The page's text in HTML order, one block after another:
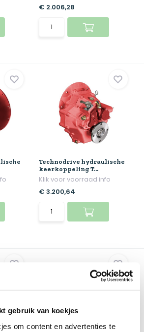
gebruik van koekjes
om content en advertenties te
€ 2.006,28
Technodrive hydraulische
keerkoppeling T...
Klik voor voorraad info
€ 3.200,64